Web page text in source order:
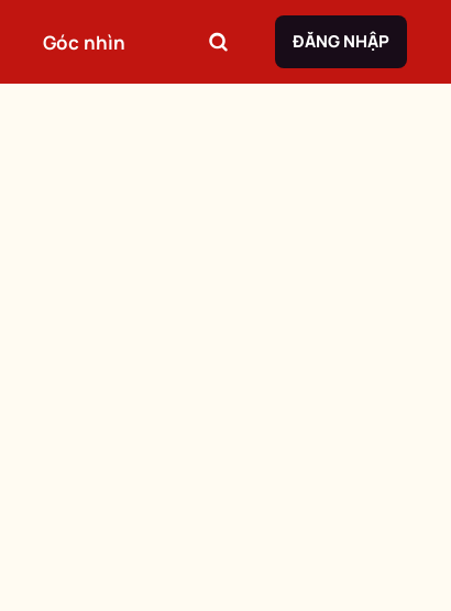
Góc nhìn ĐĂNG NHẬP